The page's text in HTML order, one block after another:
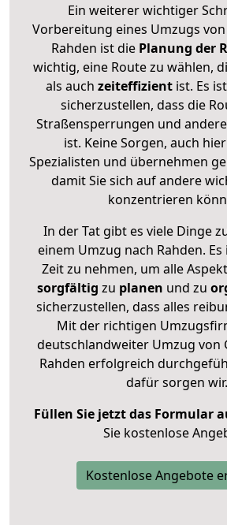
Ein weiterer wichtiger
Vorbereitung eines Umzugs
Rahden ist diePlanung der
wichtig, eine Route zu wählen,
als auch zeiteffizientist. Es
sicherzustellen, dass die
Straßensperrungen und
ist. Keine Sorgen, auch
Spezialisten und übernehmen
damit Sie sich auf andere
konzentrieren
In der Tat gibt es viele Dinge
einem Umzug nach Rahden.
Zeit zu nehmen, um alle
sorgfältig zu planen und zu
sicherzustellen, dass alles
Mit der richtigen
deutschlandweiter Umzug von
Rahden erfolgreich
dafür sorgen wir.
Füllen Sie jetzt das Formular
Sie kostenlose
Kostenlose Angebote